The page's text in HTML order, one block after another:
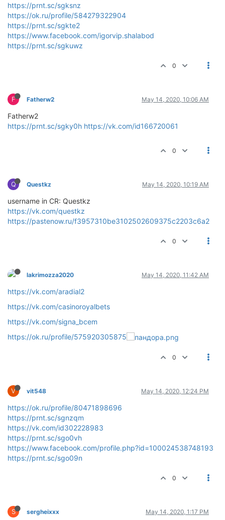
https://prnt.sc/sgksnz
https://ok.ru/profile/584279322904
https://prnt.sc/sgkte2
https://www.facebook.com/igorvip.shalabod
https://prnt.sc/sgkuwz
0
F Fatherw2 May 14, 2020, 10:06 AM
Fatherw2
https://prnt.sc/sgky0h https://vk.com/id166720061
0
Q Questkz May 14, 2020, 10:19 AM
username in CR: Questkz
https://vk.com/questkz
https://pastenow.ru/f3957310be3102502609375c2203c6a2
0
lakrimozza2020 May 14, 2020, 11:42 AM
https://vk.com/aradial2
https://vk.com/casinoroyalbets
https://vk.com/signa_bcem
https://ok.ru/profile/575920305875
0
V vit548 May 14, 2020, 12:24 PM
https://ok.ru/profile/80471898696
https://prnt.sc/sgnzqm
https://vk.com/id302228983
https://prnt.sc/sgo0vh
https://www.facebook.com/profile.php?id=100024538748193
https://prnt.sc/sgo09n
0
S sergheixxx May 14, 2020, 1:17 PM